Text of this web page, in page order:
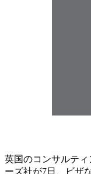
英国のコンサルテ
ーズ社が7日、ビザ